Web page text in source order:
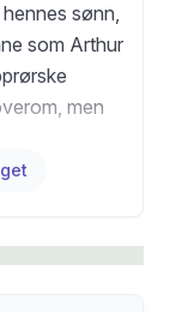
sønn,
som Arthur
men
protest
gjerder og